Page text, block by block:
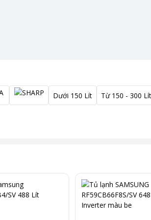
Dưới 150 Lít Từ 150 - 300 Lít